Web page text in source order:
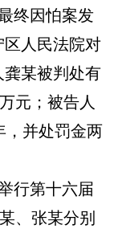
终因怕案发
人民法院对
某被判处有
元；被告人
，并处罚金两
行第十六届
、张某分别